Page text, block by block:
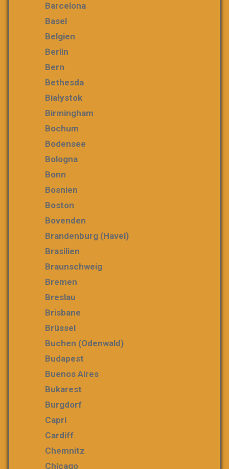
Barcelona
Basel
Belgien
Berlin
Bern
Bethesda
Białystok
Birmingham
Bochum
Bodensee
Bologna
Bonn
Bosnien
Boston
Bovenden
Brandenburg (Havel)
Brasilien
Braunschweig
Bremen
Breslau
Brisbane
Brüssel
Buchen (Odenwald)
Budapest
Buenos Aires
Bukarest
Burgdorf
Capri
Cardiff
Chemnitz
Chicago